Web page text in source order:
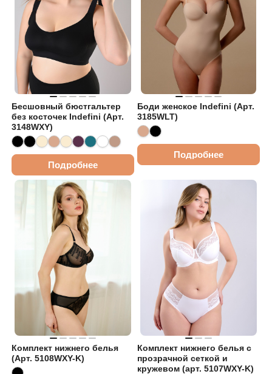
Бесшовный бюстгальтер
без косточек Indefini (Арт.
3148WXY)
Подробнее
Боди женское Indefini (Арт.
3185WLT)
Подробнее
Комплект нижнего белья
(Арт. 5108WXY-K)
Комплект нижнего белья с
прозрачной сеткой и
кружевом (арт. 5107WXY-K)